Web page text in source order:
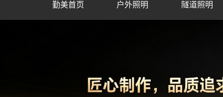
勤美首页 户外照明 隧道照明